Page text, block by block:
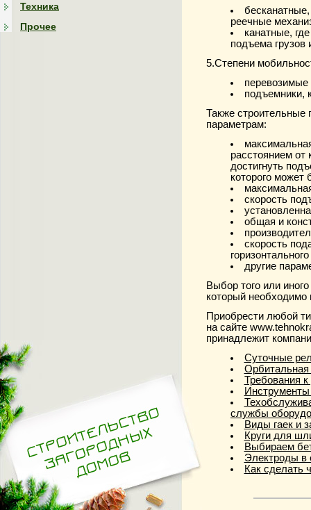
Техника
Прочее
реечные
канатные,
подъема
5.Степени
перевозимые
подъемники,
Также
параметрам:
расстоянием от
достигнуть
которого может
скорость
общая и
скорость
другие
Выбор того или
который необходимо
Приобрести любой
на сайте
принадлежит
Суточные
Требования
службы
Виды гаек и
Круги для
Выбираем
Электроды в
Как сделать